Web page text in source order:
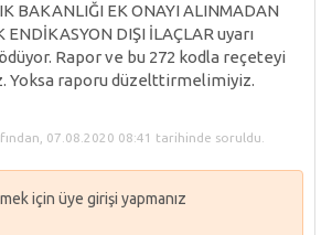
BAKANLIĞI EK ONAYI ALINMADAN
ENDİKASYON DIŞI İLAÇLAR uyarı
Rapor ve bu 272 kodla reçeteyi
Yoksa raporu düzelttirmelimiyiz.
07.08.2020 08:41 tarihinde soruldu.
için üye girişi yapmanız